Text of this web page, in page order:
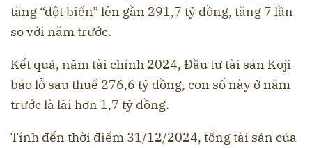
tăng “đột biến” lên gần 291,7 tỷ đồng, tăng 7 lần
so với năm trước.
Kết quả, năm tài chính 2024, Đầu tư tài sản Koji
báo lỗ sau thuế 276,6 tỷ đồng, con số này ở năm
trước là lãi hơn 1,7 tỷ đồng.
Tính đến thời điểm 31/12/2024, tổng tài sản của